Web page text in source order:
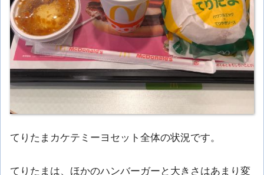
てりたまカケテミーヨセット全体の状況です。
てりたまは、ほかのハンバーガーと大きさはあまり変